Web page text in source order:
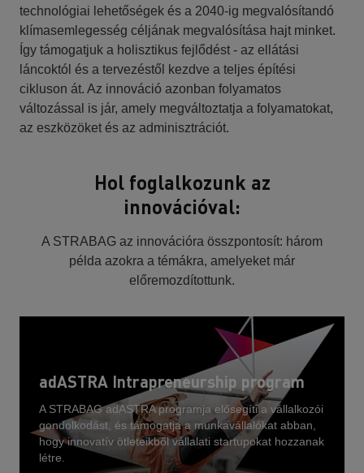
technológiai lehetőségek és a 2040-ig megvalósítandó
klímasemlegesség céljának megvalósítása hajt minket.
Így támogatjuk a holisztikus fejlődést - az ellátási
láncoktól és a tervezéstől kezdve a teljes építési
cikluson át. Az innováció azonban folyamatos
változással is jár, amely megváltoztatja a folyamatokat,
az eszközöket és az adminisztrációt.
Hol foglalkozunk az
innovációval:
A STRABAG az innovációra összpontosít: három
példa azokra a témákra, amelyeket már
előremozdítottunk.
adASTRA Intrapreneurship program
A STRABAG adASTRA programja elősegíti a vállalkozói
gondolkodást, és támogatja a munkavállalókat abban,
hogy innovatív ötleteikből vállalati startupokat hozzanak
létre.